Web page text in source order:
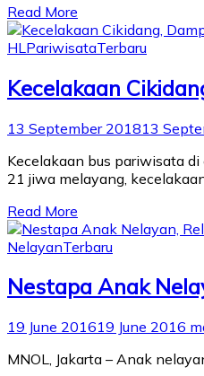
Read More
HL PariwisataTerbaru
Kecelakaan
13 September 201813
Kecelakaan bus pariwisata
21 jiwa melayang,
Read More
NelayanTerbaru
Nestapa Anak
19 June 201619 June 2016
MNOL, Jakarta – Anak